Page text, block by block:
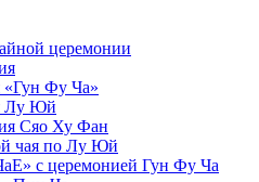
церемонии
«Гун Фу Ча»
Лу Юй
Сяо Ху Фан
чая по Лу Юй
с церемонией Гун Фу Ча